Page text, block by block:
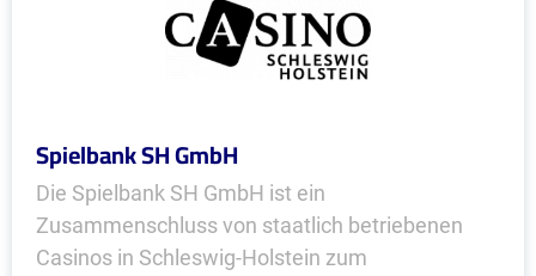
Spielbank SH GmbH
Die Spielbank SH GmbH ist ein
Zusammenschluss von staatlich betriebenen
Casinos in Schleswig-Holstein zum